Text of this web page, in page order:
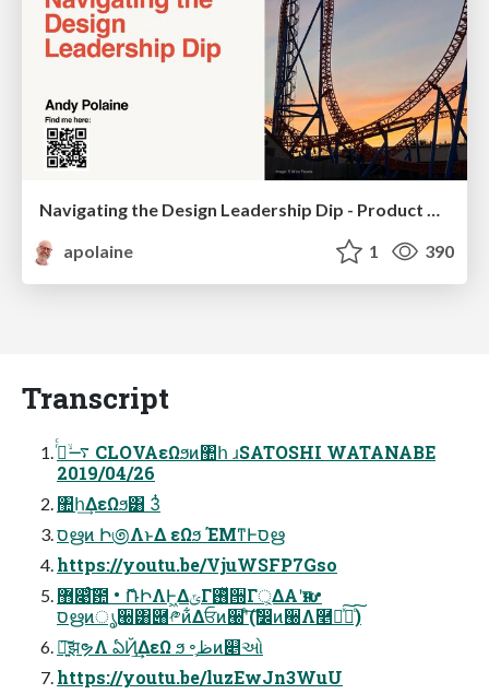
Navigating the Design Leadership Dip - Product Design Week Design Leaders+ Conference 2024
apolaine
1 390
Transcript
࠷ۙ࡞ͬͨ CLOVAεΩϧͷ঺հ ɹSATOSHI WATANABE
2019/04/26
঺հ͢ΔεΩϧ͸ 3ͭ
סഋͷ Ի಄ΛͱΔ εΩϧ ΈΜͳͰסഋ
https://youtu.be/VjuWSFP7Gso
޻෉ͨ͠఺ • ޮՌԻΛͰ͖ΔݶΓ࢖ͬͯ੝Γ্͕ΔΑ͏ʹԋग़ •
סഋͷൃ੠͸཈༲ͷ͋Δਓͷ੠ʹͨ͠(ࣗ෼ͷ੠Λ࿥Իͯ͠ྲྀͨ͠)
৽͍͠झຯΛ ఏҊ͢ΔεΩ ϧ ৽ֶظͷ௅ઓ
https://youtu.be/luzEwJn3WuU